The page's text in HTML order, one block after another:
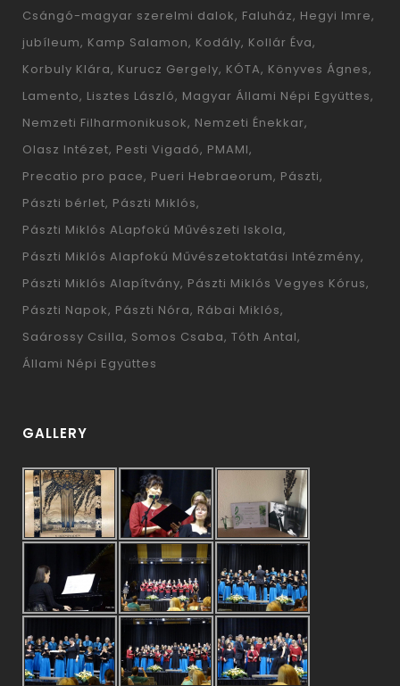
Csángó-magyar szerelmi dalok Faluház Hegyi Imre
jubíleum Kamp Salamon Kodály Kollár Éva
Korbuly Klára Kurucz Gergely KÓTA Könyves Ágnes
Lamento Lisztes László Magyar Állami Népi Együttes
Nemzeti Filharmonikusok Nemzeti Énekkar
Olasz Intézet Pesti Vigadó PMAMI
Precatio pro pace Pueri Hebraeorum Pászti
Pászti bérlet Pászti Miklós
Pászti Miklós ALapfokú Művészeti Iskola
Pászti Miklós Alapfokú Művészetoktatási Intézmény
Pászti Miklós Alapítvány Pászti Miklós Vegyes Kórus
Pászti Napok Pászti Nóra Rábai Miklós
Saárossy Csilla Somos Csaba Tóth Antal
Állami Népi Együttes
GALLERY